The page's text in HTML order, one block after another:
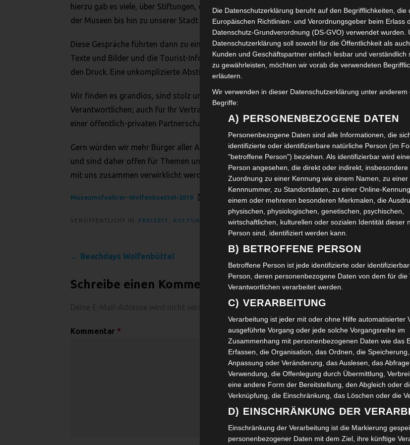
hierzu gab es viele, über Stiftungen, das Medienzentrum (Landkreis Wolfenbüttel), Eigenanteile
der Museen bis hin zu unserer Stadt Wolfenbüttel.
Diese Gespräche führten dann zu einer perfekten Lösung: Wir liefern museumsabgestimmte
Texte und Bilder und die Tourist-Information kümmert sich um die einheitliche Gestaltung und
den Druck. Eine unkomplizierte Abstimmungs-Zusammenarbeit erfolgte.
Wir finden es grandios, sind stolz und zufrieden mit dem Ergebnis und danken den
Verantwortlichen; auch für Ihr Vertrauen in uns. Wir finden, das ist ein gelungenes Beispiel von
einer öffentlich-privaten Partnerschaft (oder englisch Public-private-Partnership).
Gern würden wir mehr Bürger aller Altersschichten für unsere redaktionelle Arbeit begeistern
und sind daher offen für Themen und Projekte, die an uns herangetragen werden und gern auch
mit uns zusammen verwirklicht werden.
Museumsfuehrer-Wolfenbuettel-2019 Herunterladen
VERÖFFENTLICHT IN: FREIZEIT KULTUR
Beitragsnavigation
← Beachdays Wolfenbüttel
Schreibe einen Kommentar
Deine E-Mail-Adresse wird nicht veröffentlicht. Erforderliche Felder sind mit
Kommentar *
Die Datenschutzerklärung beruht auf den Begrifflichkeiten, die
Europäischen Richtlinien- und Verordnungsgeber beim Erlass
Datenschutz-Grundverordnung (DS-GVO) verwendet wurden.
Datenschutzerklärung soll sowohl für die Öffentlichkeit als
Kunden und Geschäftspartner einfach lesbar und verständlich
zu gewährleisten, möchten wir vorab die verwendeten
erläutern.
Wir verwenden in dieser Datenschutzerklärung unter anderem
Begriffe:
A) PERSONENBEZOGENE DATEN
Personenbezogene Daten sind alle Informationen, die
identifizierte oder identifizierbare natürliche Person (im
"betroffene Person") beziehen. Als identifizierbar wird
Person angesehen, die direkt oder indirekt, insbesondere
Zuordnung zu einer Kennung wie einem Namen, zu einer
Kennnummer, zu Standortdaten, zu einer Online-
einem oder mehreren besonderen Merkmalen, die
physischen, physiologischen, genetischen, psychischen,
wirtschaftlichen, kulturellen oder sozialen Identität dieser
Person sind, identifiziert werden kann.
B) BETROFFENE PERSON
Betroffene Person ist jede identifizierte oder
Person, deren personenbezogene Daten von dem für die
Verantwortlichen verarbeitet werden.
C) VERARBEITUNG
Verarbeitung ist jeder mit oder ohne Hilfe automatisierter
ausgeführte Vorgang oder jede solche Vorgangsreihe im
Zusammenhang mit personenbezogenen Daten wie das
Erfassen, die Organisation, das Ordnen, die
Anpassung oder Veränderung, das Auslesen, das
Verwendung, die Offenlegung durch Übermittlung,
eine andere Form der Bereitstellung, den Abgleich oder
Verknüpfung, die Einschränkung, das Löschen oder die
D) EINSCHRÄNKUNG DER
Einschränkung der Verarbeitung ist die Markierung
personenbezogener Daten mit dem Ziel, ihre künftige